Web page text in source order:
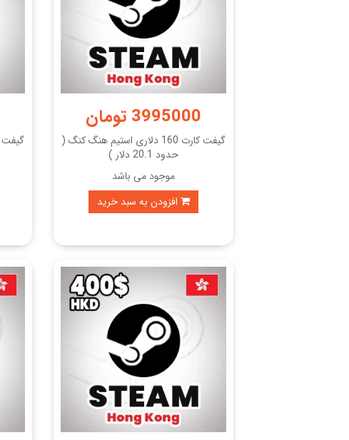
3995000 تومان
گیفت کارت 160 دلاری استیم هنگ کنگ (
حدود 20.1 دلار )
موجود می باشد
افزودن به سبد خرید